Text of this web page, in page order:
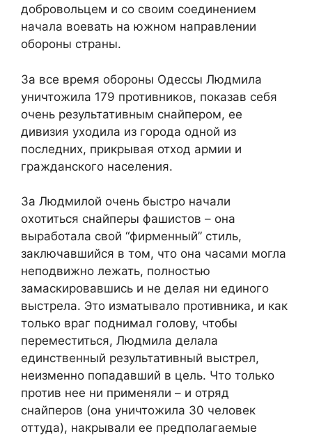
добровольцем и со своим соединением
начала воевать на южном направлении
обороны страны.
За все время обороны Одессы Людмила
уничтожила 179 противников, показав себя
очень результативным снайпером, ее
дивизия уходила из города одной из
последних, прикрывая отход армии и
гражданского населения.
За Людмилой очень быстро начали
охотиться снайперы фашистов – она
выработала свой “фирменный” стиль,
заключавшийся в том, что она часами могла
неподвижно лежать, полностью
замаскировавшись и не делая ни единого
выстрела. Это изматывало противника, и как
только враг поднимал голову, чтобы
переместиться, Людмила делала
единственный результативный выстрел,
неизменно попадавший в цель. Что только
против нее ни применяли – и отряд
снайперов (она уничтожила 30 человек
оттуда), накрывали ее предполагаемые